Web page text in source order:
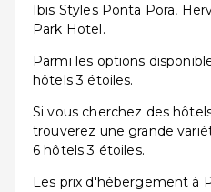
Ibis Styles Ponta Pora,
Park Hotel.
Parmi les options
hôtels 3 étoiles.
Si vous cherchez des
trouverez une grande
6 hôtels 3 étoiles.
Les prix d'hébergement à